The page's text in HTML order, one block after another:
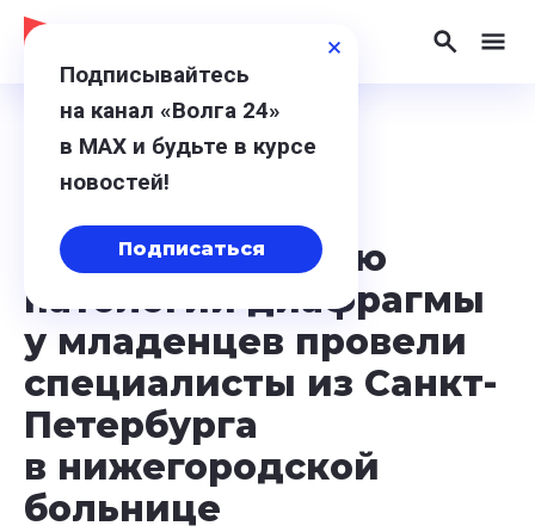
13 мая 2026, 10:26
Мастер-класс
по оперированию
патологий диафрагмы
у младенцев провели
специалисты из Санкт-
Петербурга
в нижегородской
больнице
Подписывайтесь
на канал «Волга 24»
в МАХ и будьте в курсе
новостей!
Подписаться